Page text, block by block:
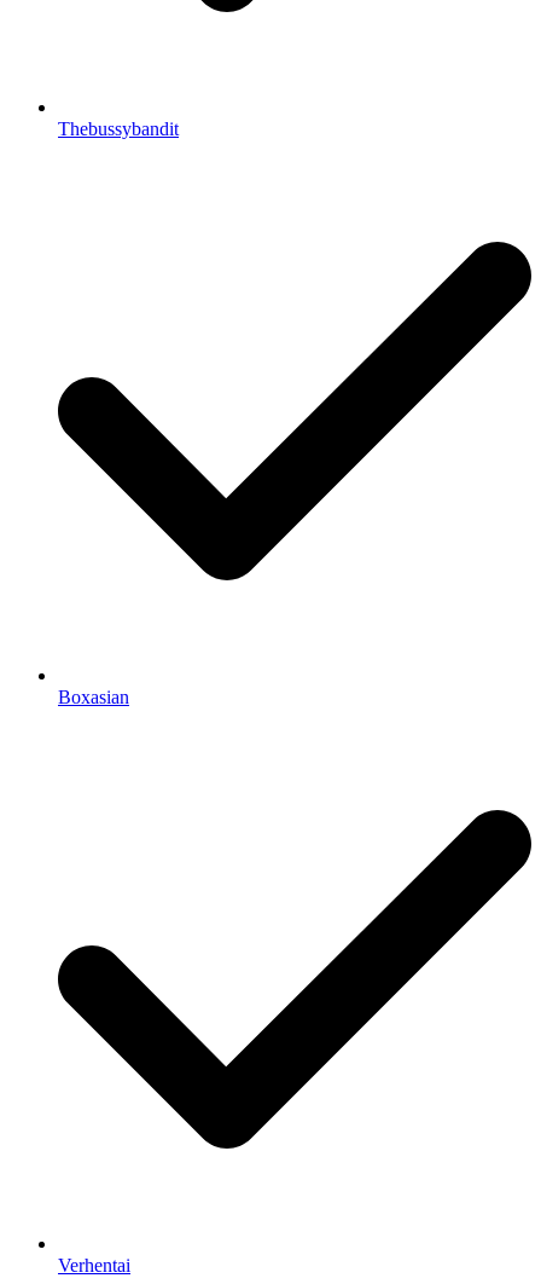
Thebussybandit
Boxasian
Verhentai